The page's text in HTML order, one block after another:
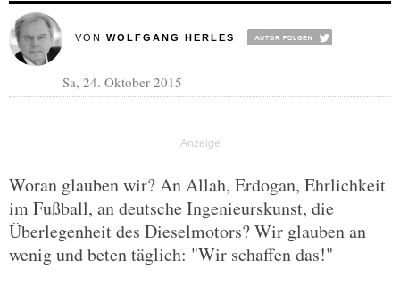
VON WOLFGANG HERLES
Sa, 24. Oktober 2015
Woran glauben wir? An Allah, Erdogan, Ehrlichkeit
im Fußball, an deutsche Ingenieurskunst, die
Überlegenheit des Dieselmotors? Wir glauben an
wenig und beten täglich: "Wir schaffen das!"